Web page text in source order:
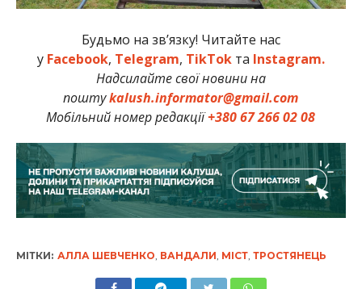
Будьмо на зв’язку! Читайте нас
у Facebook, Telegram, TikTokта Instagram.
Надсилайте свої новини на
поштуkalush.informator@gmail.com
Мобільний номер редакції+380 67 266 02 08
МІТКИ: АЛЛА ШЕВЧЕНКО, ВАНДАЛИ, МІСТ, ТРОСТЯНЕЦЬ